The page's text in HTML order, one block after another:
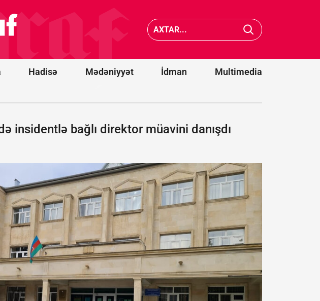
Hadisə Mədəniyyət İdman Multimedia
təqsirləndirilən
hərbi vəzifəli
şəxslərin
cinayət işi
göndərildi
insidentlə bağlı direktor müavini danışdı